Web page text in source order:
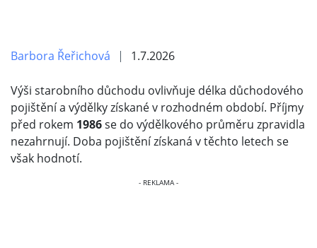
Barbora Řeřichová 1.7.2026
Výši starobního důchodu ovlivňuje délka důchodového
pojištění a výdělky získané v rozhodném období. Příjmy
před rokem 1986se do výdělkového průměru zpravidla
nezahrnují. Doba pojištění získaná v těchto letech se
však hodnotí.